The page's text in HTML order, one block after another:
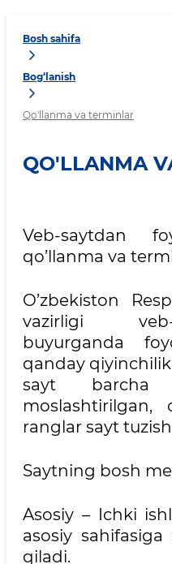
Bosh sahifa
Bog‘lanish
Qo'llanma va terminlar
QO'LLANMA
Veb-saytdan
qo’llanma va
O’zbekiston
vazirligi
buyurganda
qanday
sayt barcha
moslashtirilgan,
ranglar sayt
Saytning bosh
Asosiy – Ichki
asosiy
qiladi.